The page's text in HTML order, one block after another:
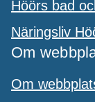
Höörs bad
Näringsliv
Om
Om